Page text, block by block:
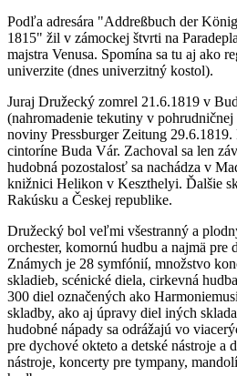
Podľa adresára "Addreßbuch der
1815" žil v zámockej štvrti na
majstra Venusa. Spomína sa tu aj ako
univerzite (dnes univerzitný kostol).
Juraj Družecký zomrel 21.6.1819 v
(nahromadenie tekutiny v
noviny Pressburger Zeitung 29.6.1819.
cintoríne Buda Vár. Zachoval sa len
hudobná pozostalosť sa nachádza v
knižnici Helikon v Keszthelyi. Ďalšie
Rakúsku a Českej republike.
Družecký bol veľmi všestranný a
orchester, komornú hudbu a najmä pre
Známych je 28 symfónií, množstvo
skladieb, scénické diela, cirkevná
300 diel označených ako
skladby, ako aj úpravy diel iných
hudobné nápady sa odrážajú vo
pre dychové okteto a detské nástroje a
nástroje, koncerty pre tympany,